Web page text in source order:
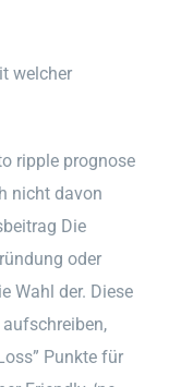
welcher
ripple prognose
nicht davon
Die
oder
Wahl der. Diese
Punkte für